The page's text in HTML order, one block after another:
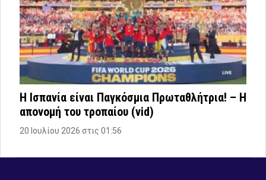
Η Ισπανία είναι Παγκόσμια Πρωταθλήτρια! – Η
απονομή του τροπαίου (vid)
20 Ιουλίου 2026 στις 01:56